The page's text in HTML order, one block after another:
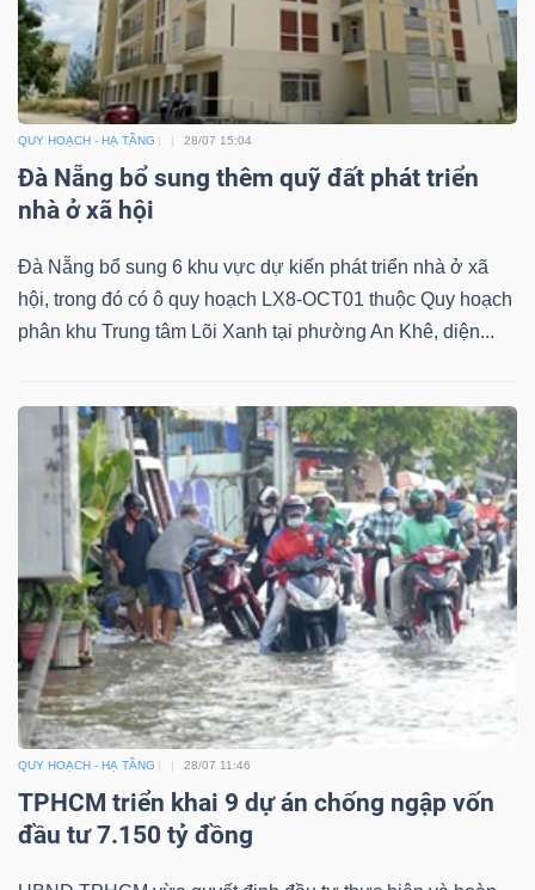
QUY HOẠCH - HẠ TẦNG 28/07 15:04
Đà Nẵng bổ sung thêm quỹ đất phát triển
nhà ở xã hội
Đà Nẵng bổ sung 6 khu vực dự kiến phát triển nhà ở xã
hội, trong đó có ô quy hoạch LX8-OCT01 thuộc Quy hoạch
phân khu Trung tâm Lõi Xanh tại phường An Khê, diện...
QUY HOẠCH - HẠ TẦNG 28/07 11:46
TPHCM triển khai 9 dự án chống ngập vốn
đầu tư 7.150 tỷ đồng